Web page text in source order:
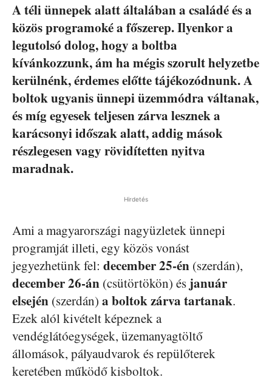
A téli ünnepek alatt általában a családé és a
közös programoké a főszerep. Ilyenkor a
legutolsó dolog, hogy a boltba
kívánkozzunk, ám ha mégis szorult helyzetbe
kerülnénk, érdemes előtte tájékozódnunk. A
boltok ugyanis ünnepi üzemmódra váltanak,
és míg egyesek teljesen zárva lesznek a
karácsonyi időszak alatt, addig mások
részlegesen vagy rövidítetten nyitva
maradnak.
Hirdetés
Ami a magyarországi nagyüzletek ünnepi
programját illeti, egy közös vonást
jegyezhetünk fel: december 25-én (szerdán),
december 26-án (csütörtökön) és január
elsején (szerdán) a boltok zárva tartanak.
Ezek alól kivételt képeznek a
vendéglátóegységek, üzemanyagtöltő
állomások, pályaudvarok és repülőterek
keretében működő kisboltok.